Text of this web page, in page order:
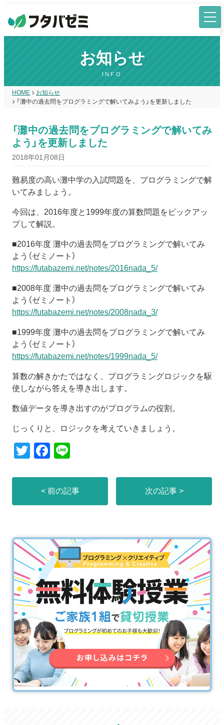
お知らせ
INFO
HOME
お知らせ
「灘中の過去問をプログラミングで解いてみよう」を更新しました
「灘中の過去問をプログラミングで解いてみ
よう」を更新しました
2018年01月08日
難易度の高い灘中学の入試問題を、プログラミングで解
いてみましょう。
今回は、2016年度と1999年度の算数問題をピックアッ
プして解説。
■2016年度 灘中の過去問をプログラミングで解いてみ
よう（ゼミノート）
https://futabazemi.net/notes/2016nada_5/
■2008年度 灘中の過去問をプログラミングで解いてみ
よう（ゼミノート）
https://futabazemi.net/notes/2008nada_3/
■1999年度 灘中の過去問をプログラミングで解いてみ
よう（ゼミノート）
https://futabazemi.net/notes/1999nada_5/
算数の解きかたではなく、プログラミングロジックを駆
使しながら答えを導き出します。
数値データを導き出すのがプログラムの役割。
じっくりと、ロジックを考えていきましょう。
T
tt
er
F
c
e
o
k
e
< 前の記事 次の記事 >